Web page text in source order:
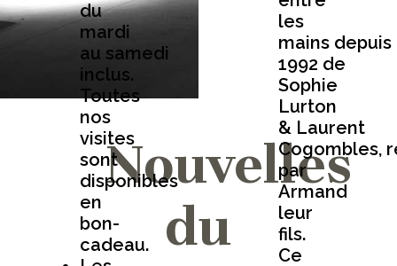
du
mardi
au samedi
inclus.
Toutes
nos
visites
sont
disponibles
en
bon-
cadeau.
les
mains depuis
1992 de
Sophie
Lurton
& Laurent
Cogombles,
par
Armand
leur
fils.
Ce
Nouvelles
du